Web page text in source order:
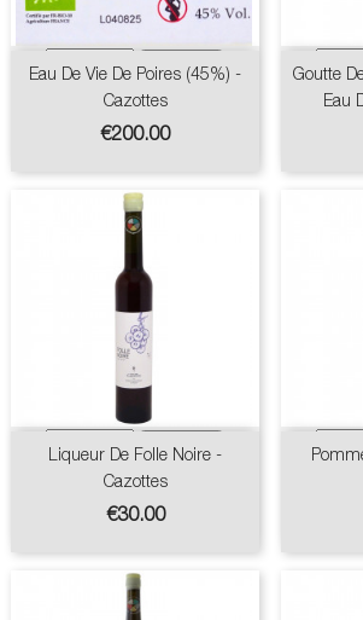
Eau De Vie De Poires (45%) -
Cazottes
Price
€200.00
Goutte
Eau
Liqueur De Folle Noire -
Cazottes
Price
€30.00